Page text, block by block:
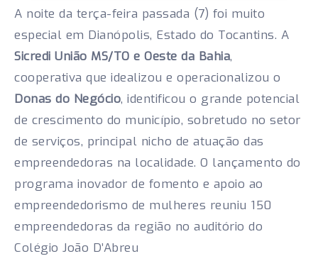
A noite da terça-feira passada (7) foi muito
especial em Dianópolis, Estado do Tocantins. A
Sicredi União MS/TO e Oeste da Bahia,
cooperativa que idealizou e operacionalizou o
Donas do Negócio, identificou o grande potencial
de crescimento do município, sobretudo no setor
de serviços, principal nicho de atuação das
empreendedoras na localidade. O lançamento do
programa inovador de fomento e apoio ao
empreendedorismo de mulheres reuniu 150
empreendedoras da região no auditório do
Colégio João D’Abreu